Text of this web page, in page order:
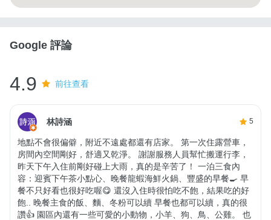
Google 評論
4.9 前往查看
林詩涵 5
地點不會很偏僻，附近不遠處都還有店家。 第一次住露營車，
房間內空間剛好，舒適又乾淨。 謝謝服務人員幫忙搬運行李，
昨天下午入住前剛好碰上大雨，真的是辛苦了！ 一泊三食內
容：迎賓下午茶小點心、晚餐龍蝦海鮮火鍋、豐盛的早餐🍳 早
餐不只好看也很好吃喔😋 還沒入住時很怕吃不飽，結果吃的好
飽.. 晚餐主食的飯、麵、冬粉可以續 早餐也都可以續，真的很
讚👍 園區內還有一些可愛的小動物，小羊、狗、鳥、公雞。 也